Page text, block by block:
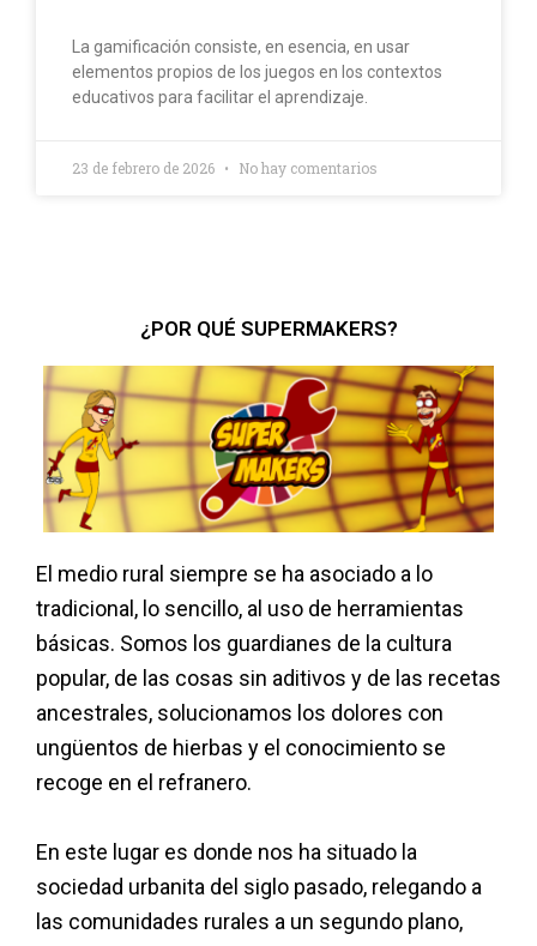
La gamificación consiste, en esencia, en usar
elementos propios de los juegos en los contextos
educativos para facilitar el aprendizaje.
23 de febrero de 2026 No hay comentarios
¿POR QUÉ SUPERMAKERS?
El medio rural siempre se ha asociado a lo
tradicional, lo sencillo, al uso de herramientas
básicas. Somos los guardianes de la cultura
popular, de las cosas sin aditivos y de las recetas
ancestrales, solucionamos los dolores con
ungüentos de hierbas y el conocimiento se
recoge en el refranero.
En este lugar es donde nos ha situado la
sociedad urbanita del siglo pasado, relegando a
las comunidades rurales a un segundo plano,